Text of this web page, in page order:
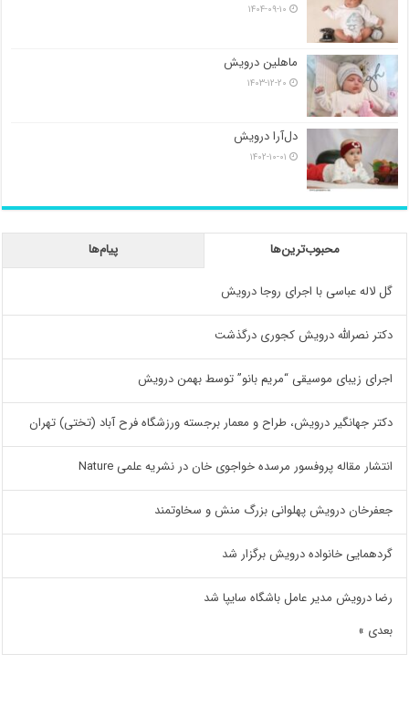
۱۴۰۴-۰۹-۱۰
ماهلین درویش
۱۴۰۳-۱۲-۲۰
دل‌آرا درویش
۱۴۰۲-۱۰-۰۱
محبوب‌ترین‌ها پیام‌ها
گل لاله عباسی با اجرای روجا درویش
دکتر نصرالله درویش کجوری درگذشت
اجرای زیبای موسیقی “مریم بانو” توسط بهمن درویش
دکتر جهانگیر درویش، طراح و معمار برجسته ورزشگاه فرح آباد (تختی) تهران
انتشار مقاله پروفسور مرسده خواجوی خان در نشریه علمی Nature
جعفرخان درویش پهلوانی بزرگ منش و سخاوتمند
گردهمایی خانواده درویش برگزار شد
رضا درویش مدیر عامل باشگاه سایپا شد
بعدی »